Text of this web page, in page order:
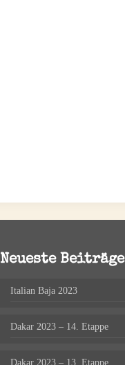
Neueste Beiträge
Italian Baja 2023
Dakar 2023 – 14. Etappe
Dakar 2023 – 13. Etappe